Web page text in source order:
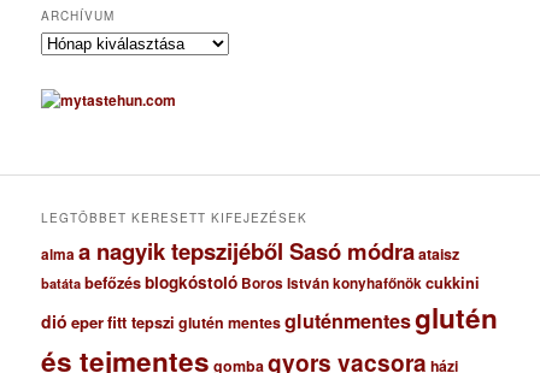
ARCHÍVUM
A
c
h
u
LEGTÖBBET KERESETT KIFEJEZÉSEK
almaa nagyik tepszijéből Sasó módraataisz
batáta befőzésblogkóstoló Boros István konyhafőnökcukkini
dió eperfitt tepszi glutén mentesgluténmentesglutén
és tejmentes gombagyors vacsora házi